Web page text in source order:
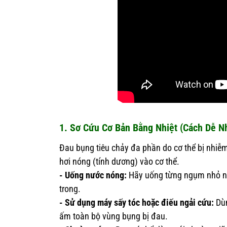
1. Sơ Cứu Cơ Bản Bằng Nhiệt (Cách Dễ
Đau bụng tiêu chảy đa phần do cơ thể bị
hơi nóng (tính dương) vào cơ thể.
- Uống nước nóng: Hãy uống từng ngụm nhỏ
trong.
- Sử dụng máy sấy tóc hoặc điếu ngải cứu:
ấm toàn bộ vùng bụng bị đau.